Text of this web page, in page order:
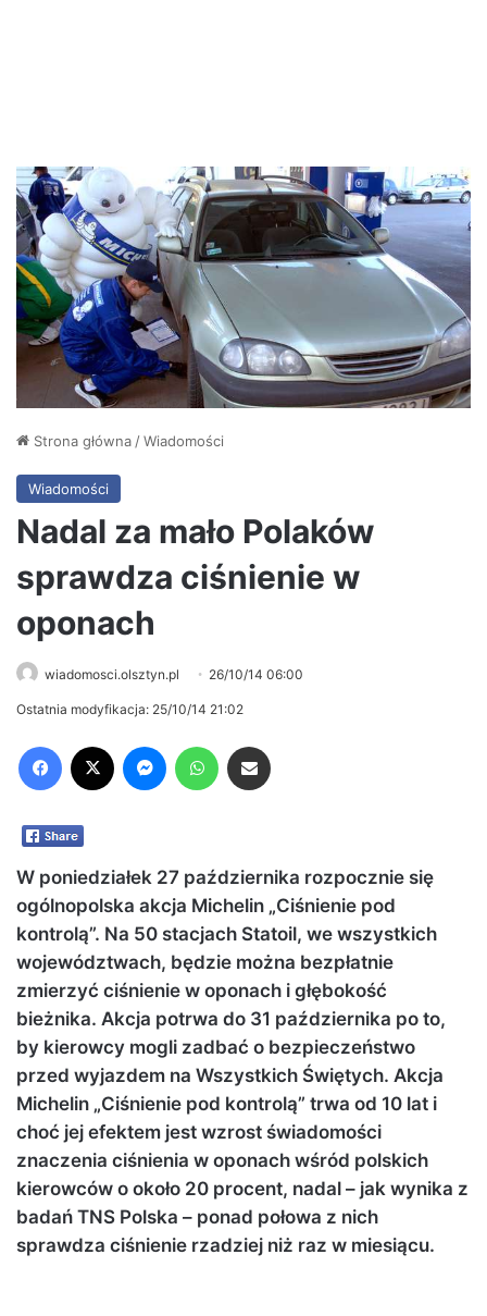
Strona główna /Wiadomości
Wiadomości
Nadal za mało Polaków
sprawdza ciśnienie w
oponach
wiadomosci.olsztyn.pl 26/10/14 06:00
Ostatnia modyfikacja: 25/10/14 21:02
W poniedziałek 27 października rozpocznie się
ogólnopolska akcja Michelin „Ciśnienie pod
kontrolą”. Na 50 stacjach Statoil, we wszystkich
województwach, będzie można bezpłatnie
zmierzyć ciśnienie w oponach i głębokość
bieżnika. Akcja potrwa do 31 października po to,
by kierowcy mogli zadbać o bezpieczeństwo
przed wyjazdem na Wszystkich Świętych. Akcja
Michelin „Ciśnienie pod kontrolą” trwa od 10 lat i
choć jej efektem jest wzrost świadomości
znaczenia ciśnienia w oponach wśród polskich
kierowców o około 20 procent, nadal – jak wynika z
badań TNS Polska – ponad połowa z nich
sprawdza ciśnienie rzadziej niż raz w miesiącu.